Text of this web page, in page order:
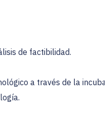
de factibilidad.
a través de la